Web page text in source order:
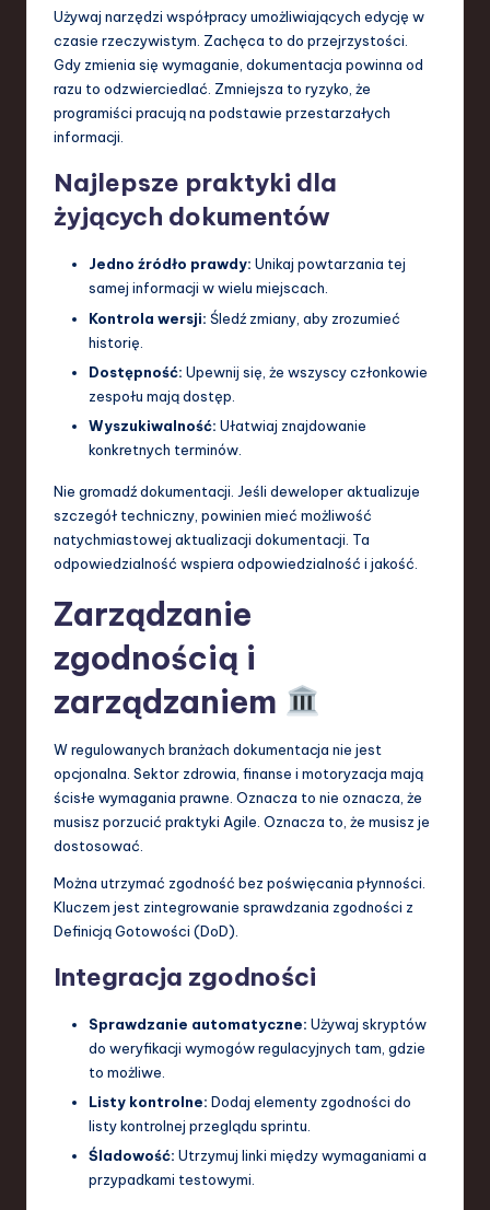
Używaj narzędzi współpracy umożliwiających edycję w
czasie rzeczywistym. Zachęca to do przejrzystości.
Gdy zmienia się wymaganie, dokumentacja powinna od
razu to odzwierciedlać. Zmniejsza to ryzyko, że
programiści pracują na podstawie przestarzałych
informacji.
Najlepsze praktyki dla
żyjących dokumentów
Jedno źródło prawdy: Unikaj powtarzania tej
samej informacji w wielu miejscach.
Kontrola wersji: Śledź zmiany, aby zrozumieć
historię.
Dostępność: Upewnij się, że wszyscy członkowie
zespołu mają dostęp.
Wyszukiwalność: Ułatwiaj znajdowanie
konkretnych terminów.
Nie gromadź dokumentacji. Jeśli deweloper aktualizuje
szczegół techniczny, powinien mieć możliwość
natychmiastowej aktualizacji dokumentacji. Ta
odpowiedzialność wspiera odpowiedzialność i jakość.
Zarządzanie
zgodnością i
zarządzaniem
W regulowanych branżach dokumentacja nie jest
opcjonalna. Sektor zdrowia, finanse i motoryzacja mają
ścisłe wymagania prawne. Oznacza to nie oznacza, że
musisz porzucić praktyki Agile. Oznacza to, że musisz je
dostosować.
Można utrzymać zgodność bez poświęcania płynności.
Kluczem jest zintegrowanie sprawdzania zgodności z
Definicją Gotowości (DoD).
Integracja zgodności
Sprawdzanie automatyczne: Używaj skryptów
do weryfikacji wymogów regulacyjnych tam, gdzie
to możliwe.
Listy kontrolne: Dodaj elementy zgodności do
listy kontrolnej przeglądu sprintu.
Śladowość: Utrzymuj linki między wymaganiami a
przypadkami testowymi.